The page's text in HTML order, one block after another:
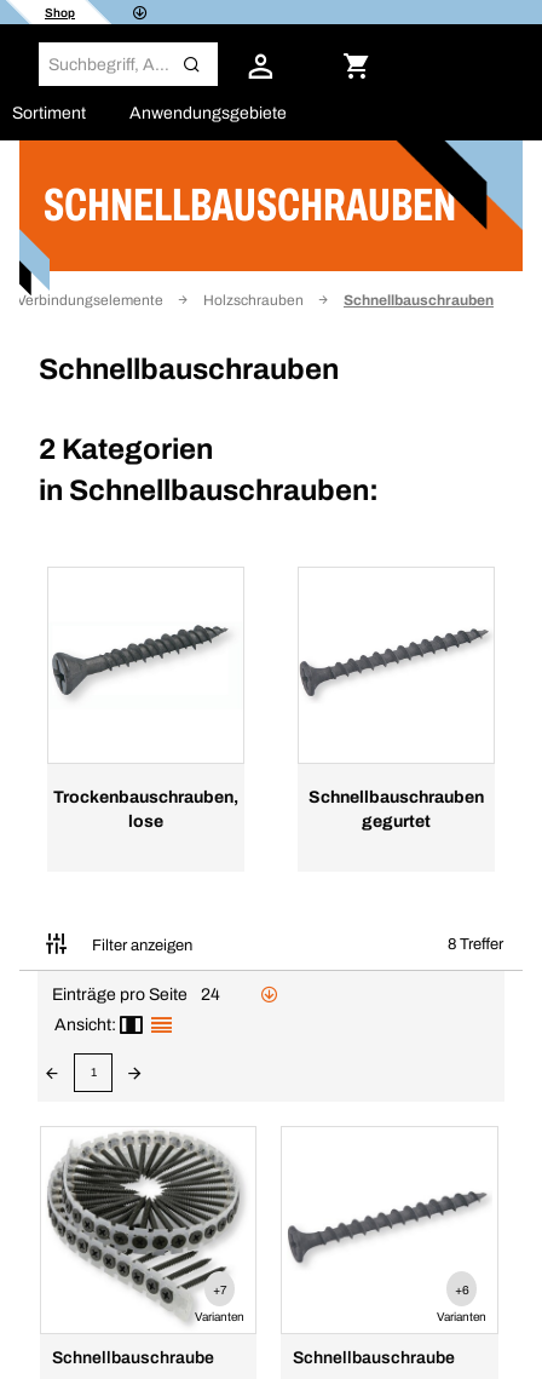
Shop
Sortiment Anwendungsgebiete
SCHNELLBAUSCHRAUBEN
Verbindungselemente Holzschrauben Schnellbauschrauben
Schnellbauschrauben
2 Kategorien
in Schnellbauschrauben:
Trockenbauschrauben,
lose
Schnellbauschrauben
gegurtet
Filter anzeigen 8 Treffer
Filter
Einträge pro Seite
24
Ansicht:
1
+7
Varianten
Schnellbauschraube
+6
Varianten
Schnellbauschraube